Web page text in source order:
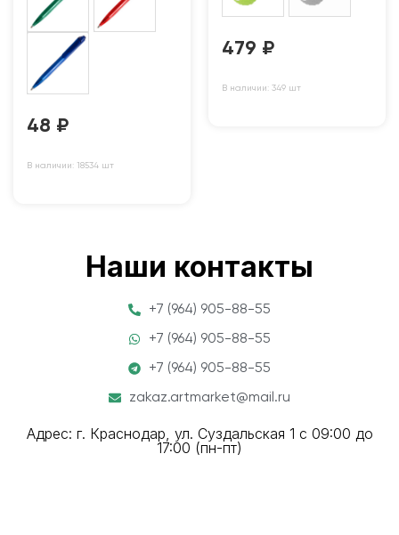
48 ₽
В наличии: 18534 шт
479 ₽
В наличии: 349 шт
Наши контакты
+7 (964) 905-88-55
+7 (964) 905-88-55
+7 (964) 905-88-55
zakaz.artmarket@mail.ru
Адрес: г. Краснодар, ул. Суздальская 1 с 09:00 до
17:00 (пн-пт)